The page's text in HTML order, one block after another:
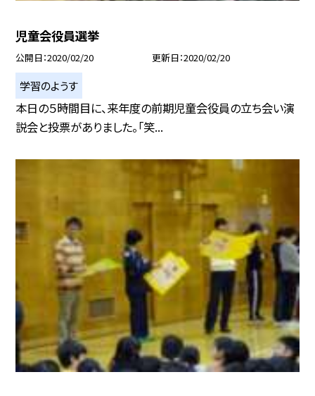
児童会役員選挙
公開日 2020/02/20 更新日 2020/02/20
学習のようす
本日の５時間目に、来年度の前期児童会役員の立ち会い演
説会と投票がありました。「笑...